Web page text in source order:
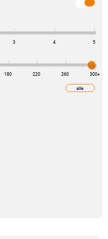
3 4 5
180 220 260 300+
alle